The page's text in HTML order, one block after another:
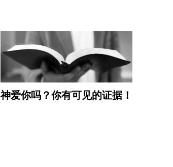
神爱你吗？你有可见的证据！